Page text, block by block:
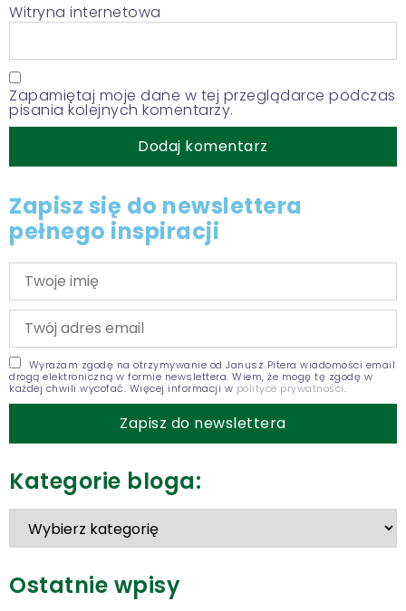
Witryna internetowa
Zapamiętaj moje dane w tej przeglądarce podczas
pisania kolejnych komentarzy.
Zapisz się do newslettera
pełnego inspiracji
Wyrażam zgodę na otrzymywanie od Janusz Pitera wiadomości email
drogą elektroniczną w formie newslettera. Wiem, że mogę tę zgodę w
każdej chwili wycofać. Więcej informacji w polityce prywatności.
Kategorie bloga:
Ostatnie wpisy